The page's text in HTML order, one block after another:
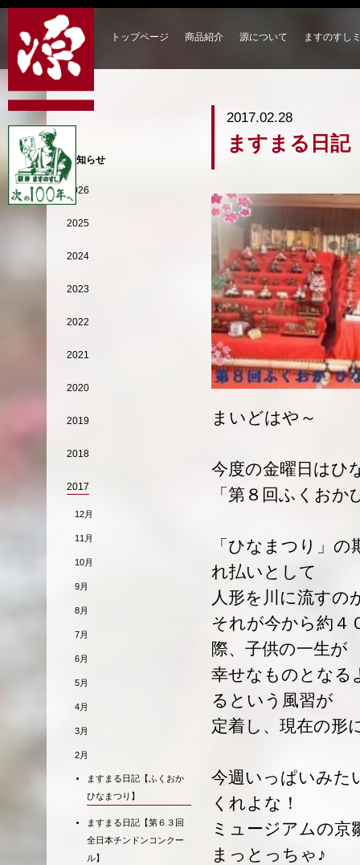
トップページ 商品紹介 源について ますのすし
2017.02.28
ますまる日
まいどはや～
今度の金曜日はひ
「第８回ふくお
「ひなまつり」
れ払いとして
人形を川に流すの
それが今から約４
際、子供の一生が
幸せなものとなる
るという風習が
定着し、現在の形
今週いっぱいみた
くれよな！
ミュージアムの
まっとっちゃ♪
お知らせ
2026
2025
2024
2023
2022
2021
2020
2019
2018
2017
12月
11月
10月
9月
8月
7月
6月
5月
4月
3月
2月
ますまる日記【ふくおか
ひなまつり】
ますまる日記【第６３回
全日本チンドンコンクー
ル】